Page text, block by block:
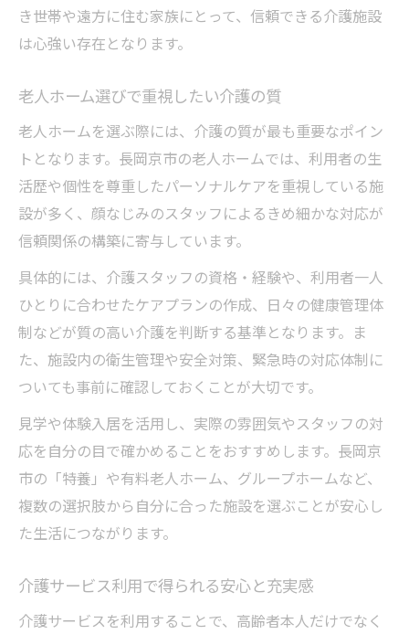
き世帯や遠方に住む家族にとって、信頼できる介護施設
は心強い存在となります。
老人ホーム選びで重視したい介護の質
老人ホームを選ぶ際には、介護の質が最も重要なポイン
トとなります。長岡京市の老人ホームでは、利用者の生
活歴や個性を尊重したパーソナルケアを重視している施
設が多く、顔なじみのスタッフによるきめ細かな対応が
信頼関係の構築に寄与しています。
具体的には、介護スタッフの資格・経験や、利用者一人
ひとりに合わせたケアプランの作成、日々の健康管理体
制などが質の高い介護を判断する基準となります。ま
た、施設内の衛生管理や安全対策、緊急時の対応体制に
ついても事前に確認しておくことが大切です。
見学や体験入居を活用し、実際の雰囲気やスタッフの対
応を自分の目で確かめることをおすすめします。長岡京
市の「特養」や有料老人ホーム、グループホームなど、
複数の選択肢から自分に合った施設を選ぶことが安心し
た生活につながります。
介護サービス利用で得られる安心と充実感
介護サービスを利用することで、高齢者本人だけでなく